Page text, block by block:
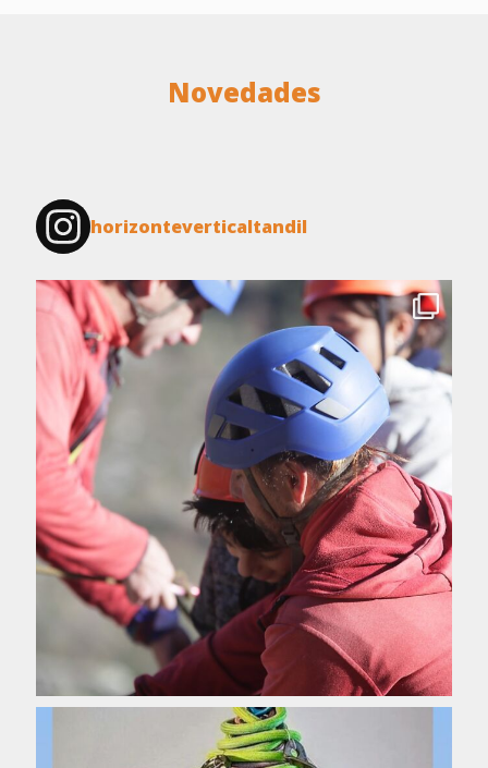
Novedades
horizonteverticaltandil